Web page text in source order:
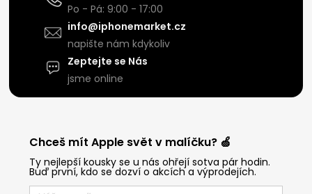
Po - Pá: 9:00 - 17:00
info@iphonemarket.cz
napište nám kdykoliv
Zeptejte se Nás
jsme online
Chceš mít Apple svět v malíčku? 🍏
Ty nejlepší kousky se u nás ohřejí sotva pár hodin.
Buď první, kdo se dozví o akcích a výprodejích.